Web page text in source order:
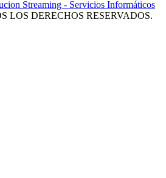
Streaming - Servicios Informáticos
LOS DERECHOS RESERVADOS.